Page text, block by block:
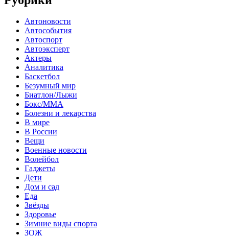
Автоновости
Автособытия
Автоспорт
Автоэксперт
Актеры
Аналитика
Баскетбол
Безумный мир
Биатлон/Лыжи
Бокс/MMA
Болезни и лекарства
В мире
В России
Вещи
Военные новости
Волейбол
Гаджеты
Дети
Дом и сад
Еда
Звёзды
Здоровье
Зимние виды спорта
ЗОЖ